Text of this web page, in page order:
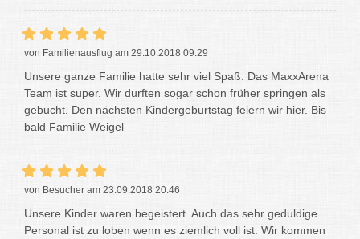
von Familienausflug am 29.10.2018 09:29
Unsere ganze Familie hatte sehr viel Spaß. Das MaxxArena
Team ist super. Wir durften sogar schon früher springen als
gebucht. Den nächsten Kindergeburtstag feiern wir hier. Bis
bald Familie Weigel
von Besucher am 23.09.2018 20:46
Unsere Kinder waren begeistert. Auch das sehr geduldige
Personal ist zu loben wenn es ziemlich voll ist. Wir kommen